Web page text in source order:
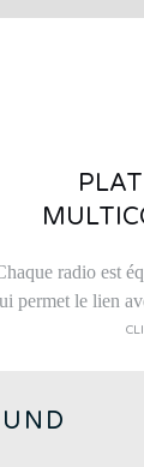
radio est
permet le lien